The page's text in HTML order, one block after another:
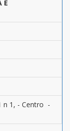
E
n 1, - Centro -